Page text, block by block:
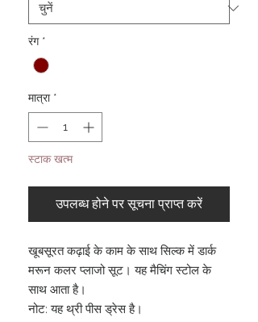
रंग *
मात्रा *
स्टाक खत्म
उपलब्ध होने पर सूचना प्राप्त करें
खूबसूरत कढ़ाई के काम के साथ सिल्क में डार्क
मरून कलर प्लाजो सूट। यह मैचिंग स्टोल के
साथ आता है।
नोट: यह थ्री पीस ड्रेस है।